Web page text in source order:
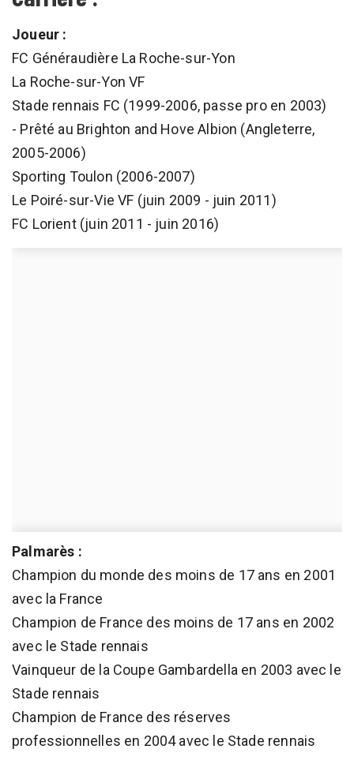
Joueur :
FC Généraudière La Roche-sur-Yon
La Roche-sur-Yon VF
Stade rennais FC (1999-2006, passe pro en 2003)
- Prêté au Brighton and Hove Albion (Angleterre,
2005-2006)
Sporting Toulon (2006-2007)
Le Poiré-sur-Vie VF (juin 2009 - juin 2011)
FC Lorient (juin 2011 - juin 2016)
Palmarès :
Champion du monde des moins de 17 ans en 2001
avec la France
Champion de France des moins de 17 ans en 2002
avec le Stade rennais
Vainqueur de la Coupe Gambardella en 2003 avec le
Stade rennais
Champion de France des réserves
professionnelles en 2004 avec le Stade rennais